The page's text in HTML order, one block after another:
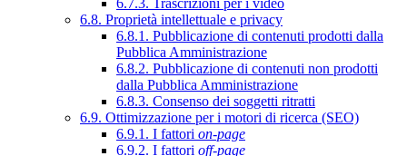
6.7.3. Trascrizioni per i video
6.8. Proprietà intellettuale e privacy
6.8.1. Pubblicazione di contenuti prodotti dalla
Pubblica Amministrazione
6.8.2. Pubblicazione di contenuti non prodotti
dalla Pubblica Amministrazione
6.8.3. Consenso dei soggetti ritratti
6.9. Ottimizzazione per i motori di ricerca (SEO)
6.9.1. I fattori on-page
6.9.2. I fattori off-page